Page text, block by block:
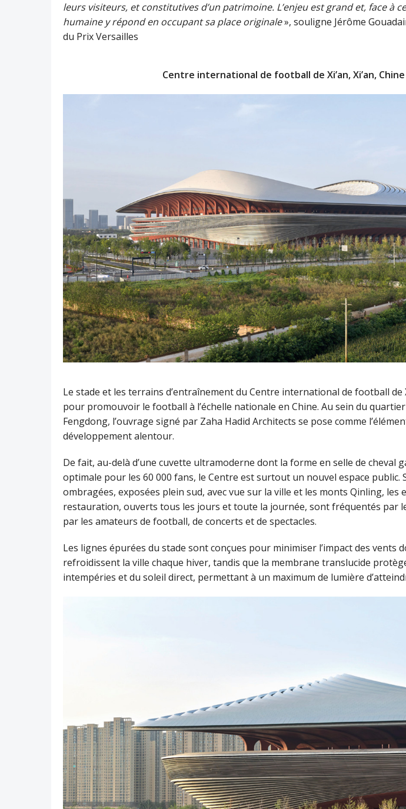
leurs visiteurs, et constitutives d’un patrimoine. L’enjeu est grand et, face à
humaine y répond en occupant sa place originale», souligne Jérôme
du Prix Versailles
Centre international de football de Xi’an, Xi’an, Chine
Le stade et les terrains d’entraînement du Centre international de football de
pour promouvoir le football à l’échelle nationale en Chine. Au sein du quartier
Fengdong, l’ouvrage signé par Zaha Hadid Architects se pose comme
développement alentour.
De fait, au-delà d’une cuvette ultramoderne dont la forme en selle de cheval
optimale pour les 60 000 fans, le Centre est surtout un nouvel espace public.
ombragées, exposées plein sud, avec vue sur la ville et les monts Qinling, les
restauration, ouverts tous les jours et toute la journée, sont fréquentés par
par les amateurs de football, de concerts et de spectacles.
Les lignes épurées du stade sont conçues pour minimiser l’impact des vents
refroidissent la ville chaque hiver, tandis que la membrane translucide
intempéries et du soleil direct, permettant à un maximum de lumière